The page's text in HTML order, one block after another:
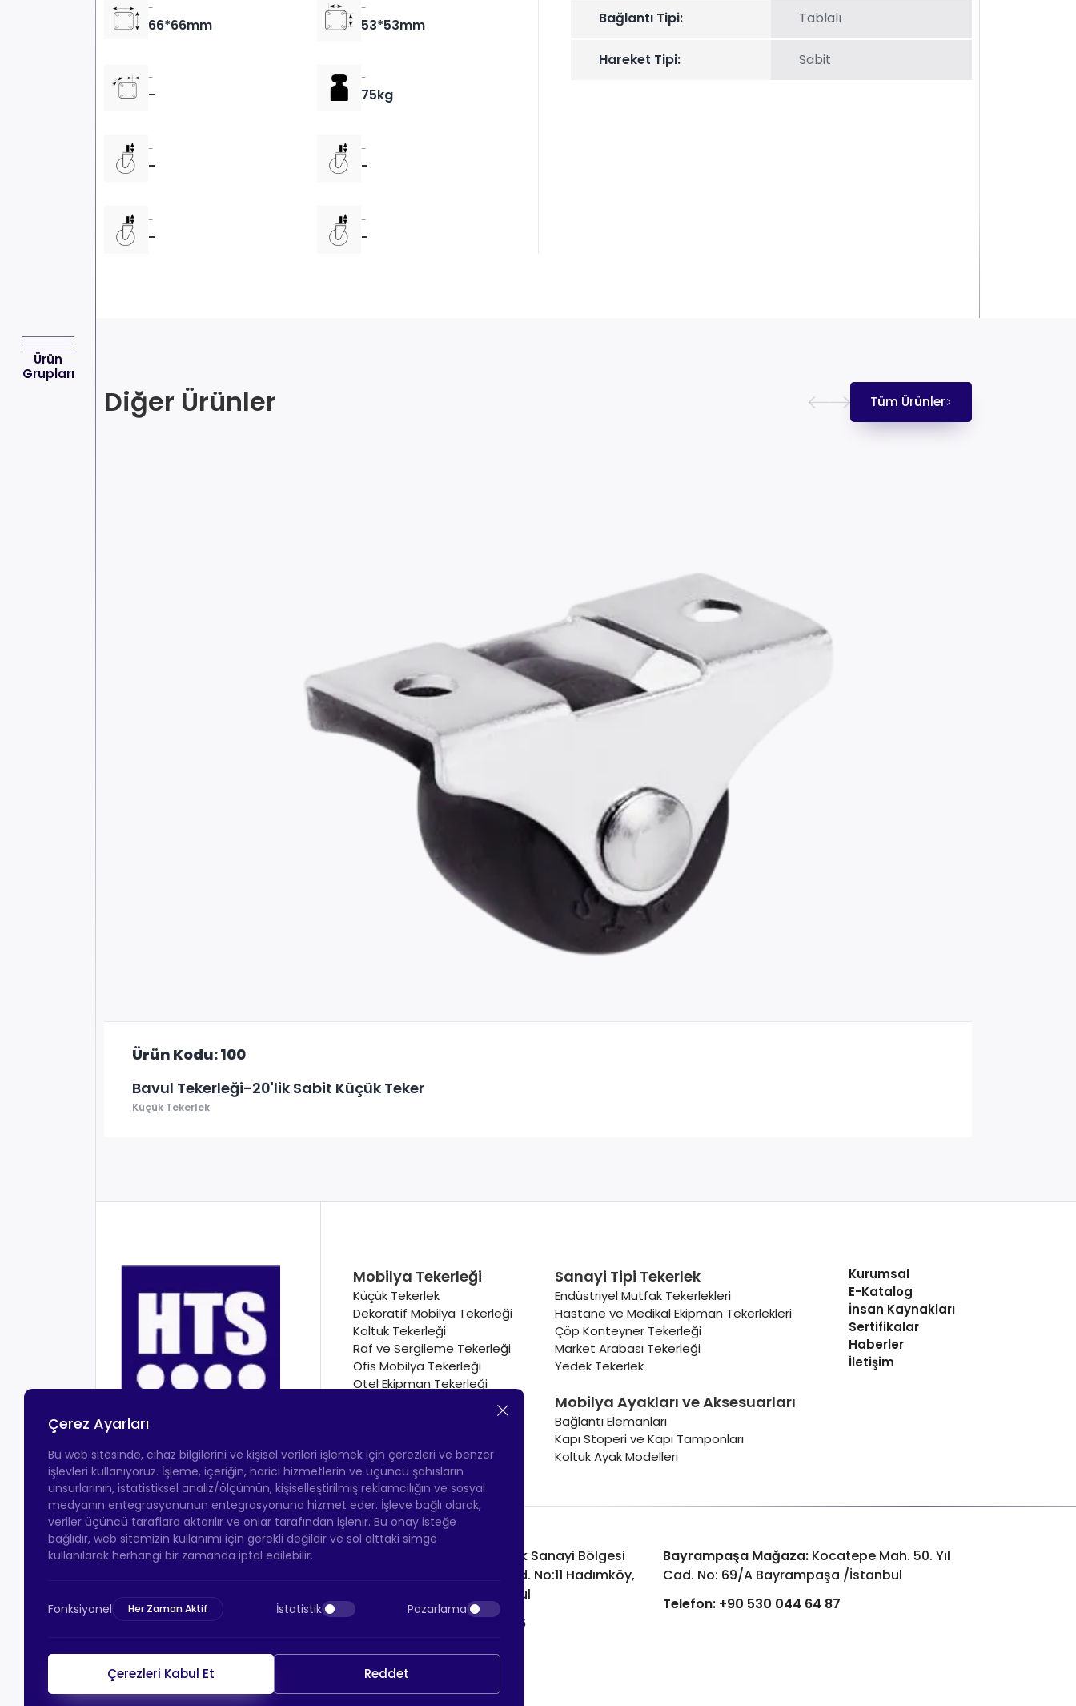
Ürün
Grupları
-
66*66mm
-
53*53mm
-
-
-
75kg
-
-
-
-
-
-
-
-
Bağlantı Tipi: Tablalı
Hareket Tipi: Sabit
Diğer Ürünler Tüm Ürünler
Ürün Kodu: 100
Bavul Tekerleği-20'lik Sabit Küçük Teker
Küçük Tekerlek
Mobilya Tekerleği
Küçük Tekerlek
Dekoratif Mobilya Tekerleği
Koltuk Tekerleği
Raf ve Sergileme Tekerleği
Ofis Mobilya Tekerleği
Otel Ekipman Tekerleği
Soğutucu ve Isıtıcı Tekerleği
Sanayi Tipi Tekerlek
Endüstriyel Mutfak Tekerlekleri
Hastane ve Medikal Ekipman Tekerlekleri
Çöp Konteyner Tekerleği
Market Arabası Tekerleği
Yedek Tekerlek
Mobilya Ayakları ve Aksesuarları
Bağlantı Elemanları
Kapı Stoperi ve Kapı Tamponları
Koltuk Ayak Modelleri
Kurumsal
E-Katalog
İnsan Kaynakları
Sertifikalar
Haberler
İletişim
Atatürk Sanayi Bölgesi
Ömerli Mah. Uzunçayır Cad. No:11 Hadımköy,
34555 Arnavutköy/İstanbul
+90 212 640 66 46
Email:info@htsteker.com
Bayrampaşa Mağaza:Kocatepe Mah. 50. Yıl
Cad. No: 69/A Bayrampaşa /İstanbul
Telefon:+90 530 044 64 87
Çerez Ayarları
Bu web sitesinde, cihaz bilgilerini ve kişisel verileri işlemek için çerezleri ve benzer
işlevleri kullanıyoruz. İşleme, içeriğin, harici hizmetlerin ve üçüncü şahısların
unsurlarının, istatistiksel analiz/ölçümün, kişiselleştirilmiş reklamcılığın ve sosyal
medyanın entegrasyonunun entegrasyonuna hizmet eder. İşleve bağlı olarak,
veriler üçüncü taraflara aktarılır ve onlar tarafından işlenir. Bu onay isteğe
bağlıdır, web sitemizin kullanımı için gerekli değildir ve sol alttaki simge
kullanılarak herhangi bir zamanda iptal edilebilir.
Fonksiyonel Her Zaman Aktif İstatistik Pazarlama
Çerezleri Kabul Et Reddet